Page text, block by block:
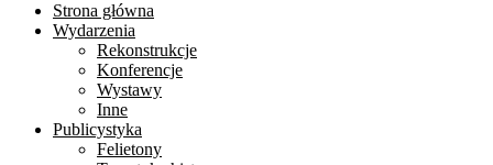
Strona główna
Wydarzenia
Rekonstrukcje
Konferencje
Wystawy
Inne
Publicystyka
Felietony